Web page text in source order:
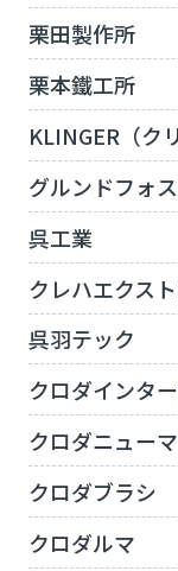
栗田製作所
栗本鐵工所
KLINGER（ク
グルンドフォ
呉工業
クレハエクス
呉羽テック
クロダインタ
クロダニュー
クロダブラシ
クロダルマ